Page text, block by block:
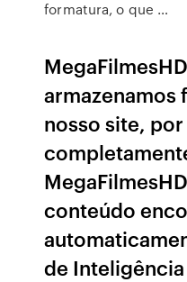
formatura, o que …
armazenamos
nosso site,
conteúdo
de